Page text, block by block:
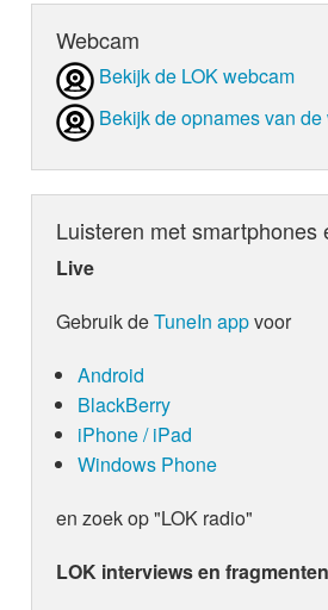
Webcam
Bekijk de LOK webcam
Bekijk de opnames van
Luisteren met smartphones
Live
Gebruik deTuneIn appvoor
Android
BlackBerry
iPhone / iPad
Windows Phone
en zoek op "LOK radio"
LOK interviews en